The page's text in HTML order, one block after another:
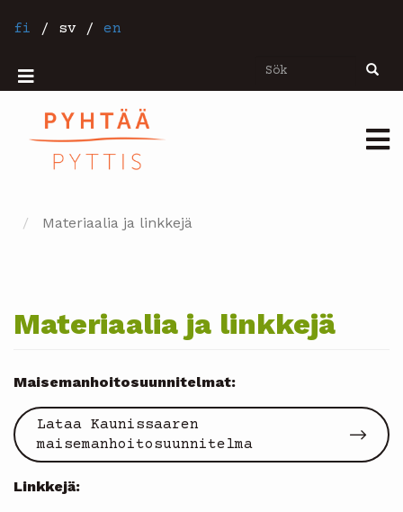
tillfi / sv / en
Sök Sök
Mobiilivalikko
Materiaalia ja linkkejä
Materiaalia ja linkkejä
Maisemanhoitosuunnitelmat:
Lataa Kaunissaaren
maisemanhoitosuunnitelma
Linkkejä: